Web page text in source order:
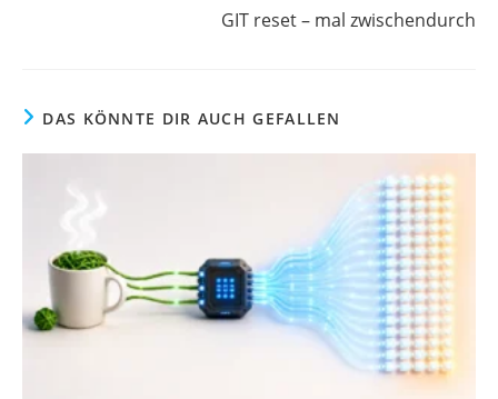
GIT reset – mal zwischendurch
DAS KÖNNTE DIR AUCH GEFALLEN